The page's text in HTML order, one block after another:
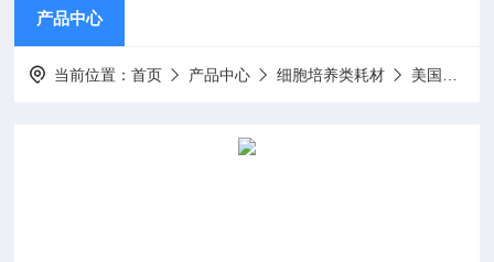
产品中心
当前位置：首页 产品中心 细胞培养类耗材 美国康宁Corning-Costar耗材